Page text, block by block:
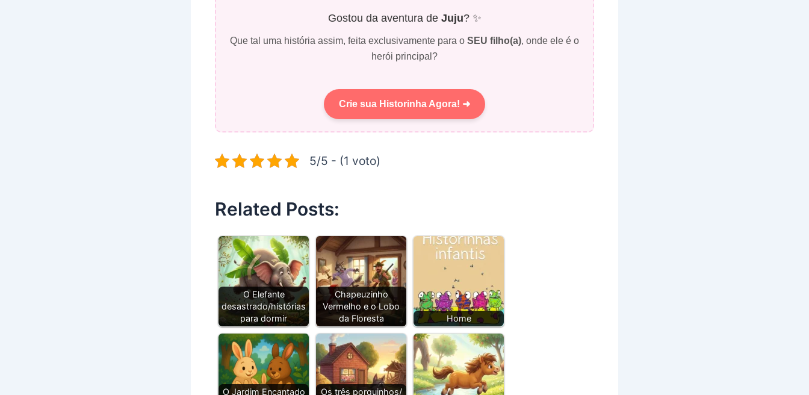
Gostou da aventura de Juju? ✨
Que tal uma história assim, feita exclusivamente para o SEU filho(a), onde ele é o
herói principal?
Crie sua Historinha Agora! ➜
5/5 - (1 voto)
Related Posts:
O Elefante
desastrado/histórias
para dormir
Chapeuzinho
Vermelho e o Lobo
da Floresta
Home
O Jardim Encantado Os três porquinhos/